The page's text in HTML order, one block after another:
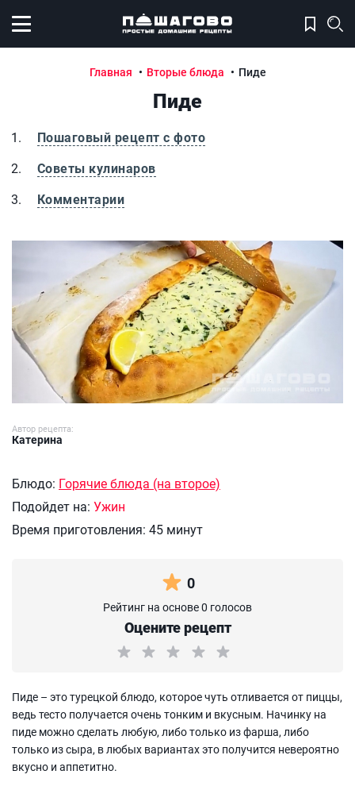
Открыть меню
Главная Вторые блюда Пиде
Пиде
Пошаговый рецепт с фото
Советы кулинаров
Комментарии
Автор рецепта:
Катерина
Блюдо: Горячие блюда (на второе)
Подойдет на: Ужин
Время приготовления: 45 минут
0
Рейтинг на основе 0 голосов
Оцените рецепт
Пиде – это турецкой блюдо, которое чуть отливается от пиццы,
ведь тесто получается очень тонким и вкусным. Начинку на
пиде можно сделать любую, либо только из фарша, либо
только из сыра, в любых вариантах это получится невероятно
вкусно и аппетитно.